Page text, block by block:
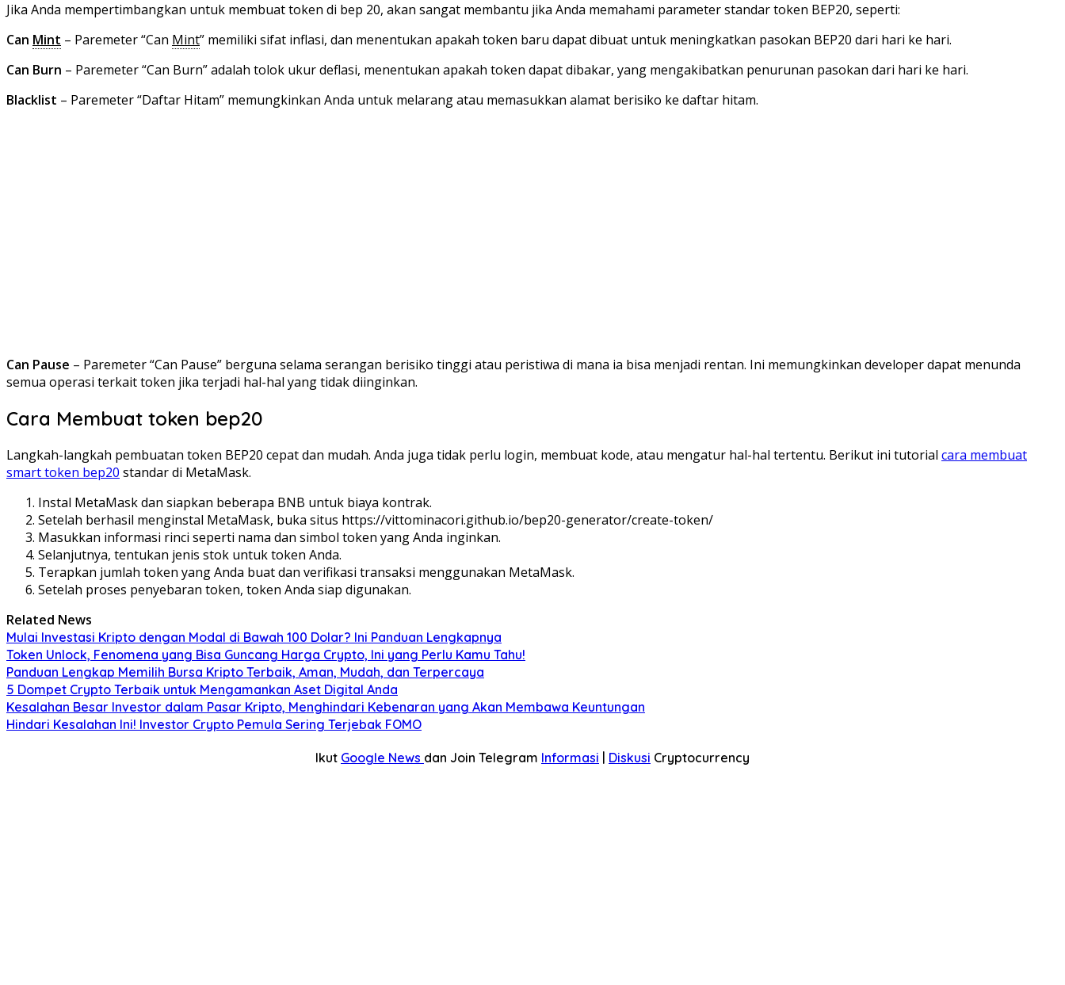
Jika Anda mempertimbangkan untuk membuat token di bep 20, akan sangat membantu jika Anda memahami parameter standar token BEP20, seperti:
Can Mint – Paremeter “Can Mint” memiliki sifat inflasi, dan menentukan apakah token baru dapat dibuat untuk meningkatkan pasokan BEP20 dari hari ke hari.
Can Burn – Paremeter “Can Burn” adalah tolok ukur deflasi, menentukan apakah token dapat dibakar, yang mengakibatkan penurunan pasokan dari hari ke hari.
Blacklist – Paremeter “Daftar Hitam” memungkinkan Anda untuk melarang atau memasukkan alamat berisiko ke daftar hitam.
Can Pause – Paremeter “Can Pause” berguna selama serangan berisiko tinggi atau peristiwa di mana ia bisa menjadi rentan. Ini memungkinkan developer dapat menunda
semua operasi terkait token jika terjadi hal-hal yang tidak diinginkan.
Cara Membuat token bep20
Langkah-langkah pembuatan token BEP20 cepat dan mudah. Anda juga tidak perlu login, membuat kode, atau mengatur hal-hal tertentu. Berikut ini tutorial cara membuat
smart token bep20 standar di MetaMask.
Instal MetaMask dan siapkan beberapa BNB untuk biaya kontrak.
Setelah berhasil menginstal MetaMask, buka situs https://vittominacori.github.io/bep20-generator/create-token/
Masukkan informasi rinci seperti nama dan simbol token yang Anda inginkan.
Selanjutnya, tentukan jenis stok untuk token Anda.
Terapkan jumlah token yang Anda buat dan verifikasi transaksi menggunakan MetaMask.
Setelah proses penyebaran token, token Anda siap digunakan.
Related News
Mulai Investasi Kripto dengan Modal di Bawah 100 Dolar? Ini Panduan Lengkapnya
Token Unlock, Fenomena yang Bisa Guncang Harga Crypto, Ini yang Perlu Kamu Tahu!
Panduan Lengkap Memilih Bursa Kripto Terbaik, Aman, Mudah, dan Terpercaya
5 Dompet Crypto Terbaik untuk Mengamankan Aset Digital Anda
Kesalahan Besar Investor dalam Pasar Kripto, Menghindari Kebenaran yang Akan Membawa Keuntungan
Hindari Kesalahan Ini! Investor Crypto Pemula Sering Terjebak FOMO
Ikut Google News dan Join Telegram Informasi Diskusi Cryptocurrency